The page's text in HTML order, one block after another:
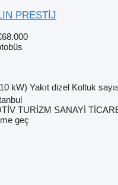
PRESTİJ
kW) Yakıt dizel Koltuk
TURİZM SANAYİ
geç